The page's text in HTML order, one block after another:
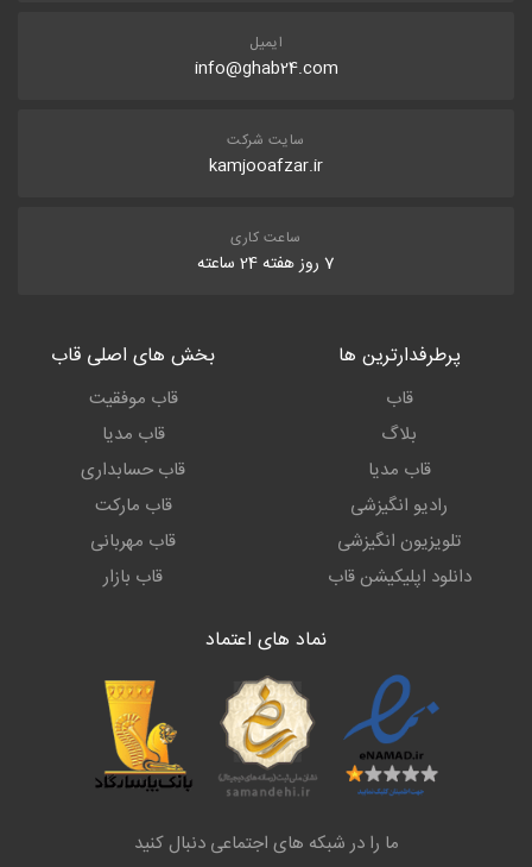
ایمیل
info@ghab24.com
سایت شرکت
kamjooafzar.ir
ساعت کاری
7 روز هفته 24 ساعته
پرطرفدارترین ها
قاب
بلاگ
قاب مدیا
رادیو انگیزشی
تلویزیون انگیزشی
دانلود اپلیکیشن قاب
بخش های اصلی قاب
قاب موفقیت
قاب مدیا
قاب حسابداری
قاب مارکت
قاب مهربانی
قاب بازار
نماد های اعتماد
ما را در شبکه های اجتماعی دنبال کنید